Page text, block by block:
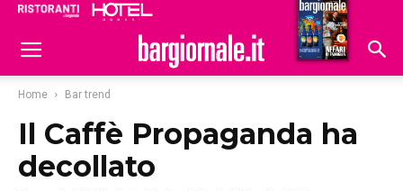
Hoteldomani
Home Bar trend
Il Caffè Propaganda ha
decollato